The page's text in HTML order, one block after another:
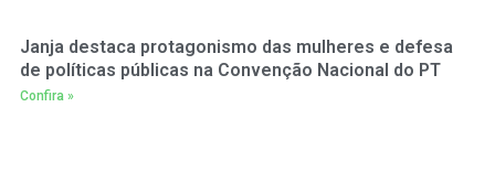
Janja destaca protagonismo das mulheres e defesa
de políticas públicas na Convenção Nacional do PT
Confira »